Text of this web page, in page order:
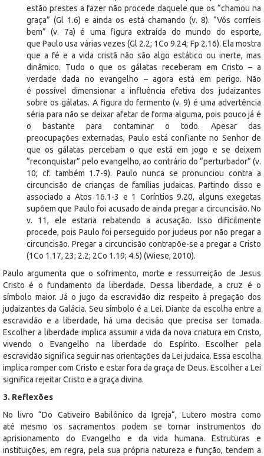
estão prestes a fazer não procede daquele que os “chamou na
graça” (Gl 1.6) e ainda os está chamando (v. 8). “Vós corríeis
bem” (v. 7a) é uma figura extraída do mundo do esporte,
que Paulo usa várias vezes (Gl 2.2; 1Co 9.24; Fp 2.16). Ela mostra
que a fé e a vida cristã não são algo estático ou inerte, mas
dinâmico. Tudo o que os gálatas receberam em Cristo – a
verdade dada no evangelho – agora está em perigo. Não
é possível dimensionar a influência efetiva dos judaizantes
sobre os gálatas. A figura do fermento (v. 9) é uma advertência
séria para não se deixar afetar de forma alguma, pois pouco já é
o bastante para contaminar o todo. Apesar das
preocupações externadas, Paulo está confiante no Senhor de
que os gálatas percebam o que está em jogo e se deixem
“reconquistar” pelo evangelho, ao contrário do “perturbador” (v.
10; cf. também 1.7-9). Paulo nunca se pronunciou contra a
circuncisão de crianças de famílias judaicas. Partindo disso e
associado a Atos 16.1-3 e 1 Coríntios 9.20, alguns exegetas
supõem que Paulo foi acusado de ainda pregar a circuncisão. No
v. 11, ele estaria rebatendo a acusação. Isso dificilmente
procede, pois Paulo foi perseguido por judeus por não pregar a
circuncisão. Pregar a circuncisão contrapõe-se a pregar a Cristo
(1Co 1.17, 23; 2.2; 2Co 1.19; 4.5) (Wiese, 2010).
Paulo argumenta que o sofrimento, morte e ressurreição de Jesus
Cristo é o fundamento da liberdade. Dessa liberdade, a cruz é o
símbolo maior. Já o jugo da escravidão diz respeito à pregação dos
judaizantes da Galácia. Seu símbolo é a Lei. Diante da escolha entre a
escravidão e a liberdade, há uma decisão que precisa ser tomada.
Escolher a liberdade implica assumir a vida da nova criatura em Cristo,
vivendo o Evangelho na liberdade do Espírito. Escolher pela
escravidão significa seguir nas orientações da Lei judaica. Essa escolha
implica romper com Cristo e estar fora da graça de Deus. Escolher a Lei
significa rejeitar Cristo e a graça divina.
3. Reflexões
No livro “Do Cativeiro Babilônico da Igreja“, Lutero mostra como
até mesmo os sacramentos podem se tornar instrumentos do
aprisionamento do Evangelho e da vida humana. Estruturas e
instituições, em regra, pela sua própria natureza e função, tendem a